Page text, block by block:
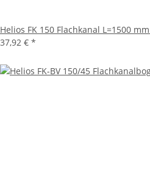
Helios FK 150 Flachkanal L=1500
37,92 € *